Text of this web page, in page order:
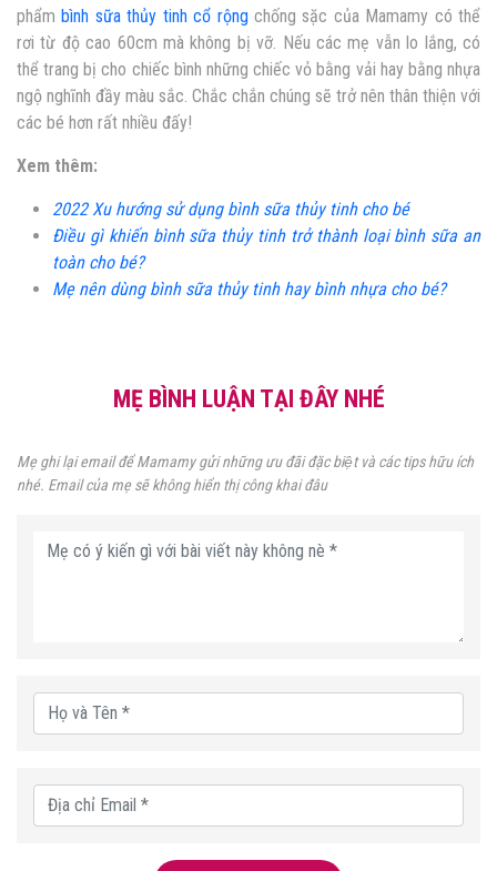
phẩmbình sữa thủy tinh cổ rộng chống sặc của Mamamy có thể
rơi từ độ cao 60cm mà không bị vỡ. Nếu các mẹ vẫn lo lắng, có
thể trang bị cho chiếc bình những chiếc vỏ bằng vải hay bằng nhựa
ngộ nghĩnh đầy màu sắc. Chắc chắn chúng sẽ trở nên thân thiện với
các bé hơn rất nhiều đấy!
Xem thêm:
2022 Xu hướng sử dụng bình sữa thủy tinh cho bé
Điều gì khiến bình sữa thủy tinh trở thành loại bình sữa an
toàn cho bé?
Mẹ nên dùng bình sữa thủy tinh hay bình nhựa cho bé?
MẸ BÌNH LUẬN TẠI ĐÂY NHÉ
Mẹ ghi lại email để Mamamy gửi những ưu đãi đặc biệt và các tips hữu ích
nhé. Email của mẹ sẽ không hiển thị công khai đâu